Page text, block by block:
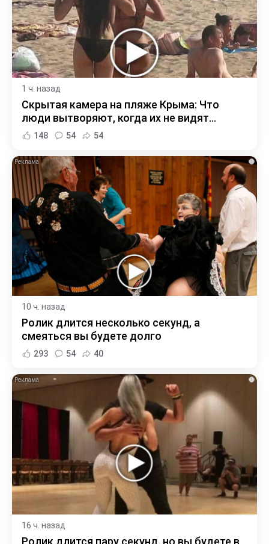
1 ч. назад
Скрытая камера на пляже Крыма: Что
люди вытворяют, когда их не видят...
148 54 54
i
10 ч. назад
Ролик длится несколько секунд, а
смеяться вы будете долго
293 54 40
i
16 ч. назад
Ролик длится пару секунд, но вы будете в